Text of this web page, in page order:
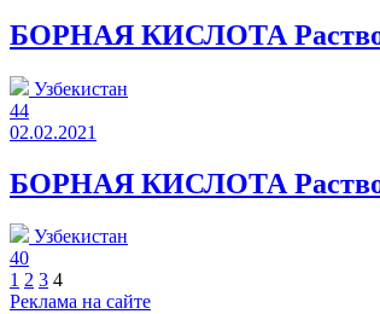
БОРНАЯ КИСЛОТА
Узбекистан
44
02.02.2021
БОРНАЯ КИСЛОТА
Узбекистан
40
1 2 3 4
Реклама на сайте